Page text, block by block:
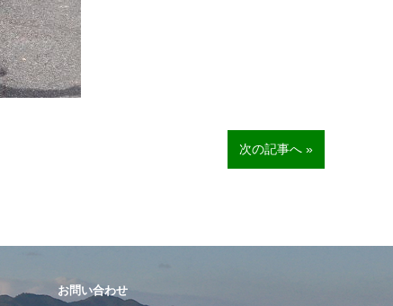
次の記事へ »
お問い合わせ